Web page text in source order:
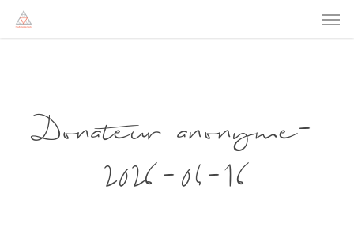
Donateur anonyme-
2026-04-16